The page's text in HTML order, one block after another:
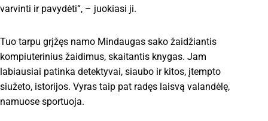
varvinti ir pavydėti“, – juokiasi ji.
Tuo tarpu grįžęs namo Mindaugas sako žaidžiantis
kompiuterinius žaidimus, skaitantis knygas. Jam
labiausiai patinka detektyvai, siaubo ir kitos, įtempto
siužeto, istorijos. Vyras taip pat radęs laisvą valandėlę,
namuose sportuoja.